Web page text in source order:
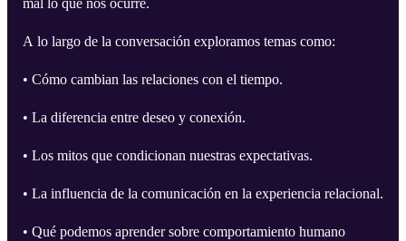
mal lo que nos ocurre.
A lo largo de la conversación exploramos temas como:
• Cómo cambian las relaciones con el tiempo.
• La diferencia entre deseo y conexión.
• Los mitos que condicionan nuestras expectativas.
• La influencia de la comunicación en la experiencia relacional.
• Qué podemos aprender sobre comportamiento humano